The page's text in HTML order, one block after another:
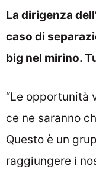
La dirigenza
caso di
big nel mirino.
“Le opportunità
ce ne saranno
Questo è un
raggiungere i